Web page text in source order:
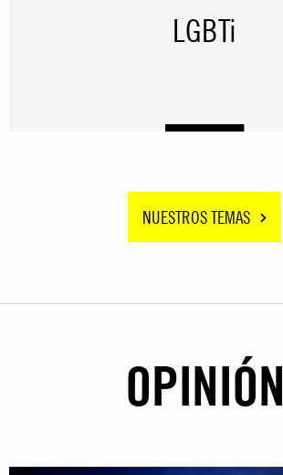
LGBTi
NUESTROS TEMAS
OPINIÓN